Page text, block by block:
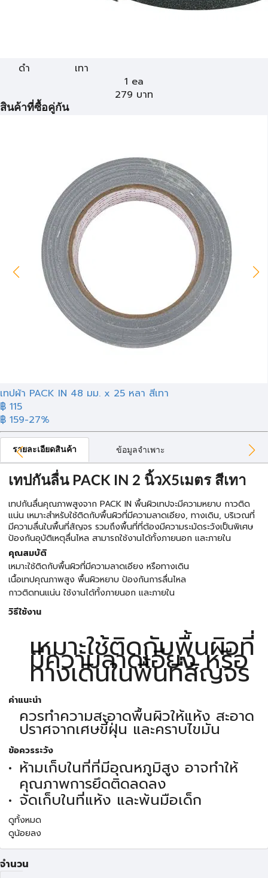
ดำ
เทา
1 ea
279 บาท
สินค้าที่ซื้อคู่กัน
เทปผ้า PACK IN 48 มม. x 25 หลา สีเทา
฿ 115
฿ 159-27%
รายละเอียดสินค้า ข้อมูลจำเพาะ
เทปกันลื่น PACK IN 2 นิ้วX5เมตร สีเทา
เทปกันลื่นคุณภาพสูงจาก PACK IN พื้นผิวเทปจะมีความหยาบ กาวติด
แน่น เหมาะสำหรับใช้ติดกับพื้นผิวที่มีความลาดเอียง, ทางเดิน, บริเวณที่
มีความลื่นในพื้นที่สัญจร รวมถึงพื้นที่ที่ต้องมีความระมัดระวังเป็นพิเศษ
ป้องกันอุบัติเหตุลื่นไหล สามารถใช้งานได้ทั้งภายนอก และภายใน
คุณสมบัติ
เหมาะใช้ติดกับพื้นผิวที่มีความลาดเอียง หรือทางเดิน
เนื้อเทปคุณภาพสูง พื้นผิวหยาบ ป้องกันการลื่นไหล
กาวติดทนแน่น ใช้งานได้ทั้งภายนอก และภายใน
วิธีใช้งาน
เหมาะใช้ติดกับพื้นผิวที่
มีความลาดเอียง หรือ
ทางเดินในพื้นที่สัญจร
คำแนะนำ
ควรทำความสะอาดพื้นผิวให้แห้ง สะอาด
ปราศจากเศษขี้ฝุ่น และคราบไขมัน
ข้อควรระวัง
ห้ามเก็บในที่ที่มีอุณหภูมิสูง อาจทำให้
คุณภาพการยึดติดลดลง
จัดเก็บในที่แห้ง และพ้นมือเด็ก
ดูทั้งหมด
ดูน้อยลง
จำนวน